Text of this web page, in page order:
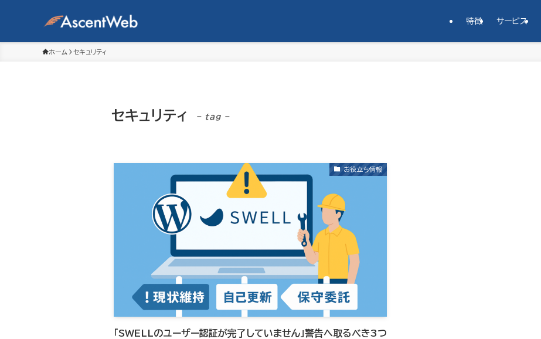
特徴 サービス
ホーム セキュリティ
セキュリティ – tag –
お役立ち情報
「SWELLのユーザー認証が完了していません」警告へ取るべき3つ